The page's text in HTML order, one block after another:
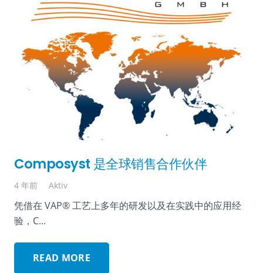
Composyst 是全球销售合作伙伴
4 年前 Aktiv
凭借在 VAP® 工艺上多年的研发以及在实践中的应用经
验，C...
READ MORE